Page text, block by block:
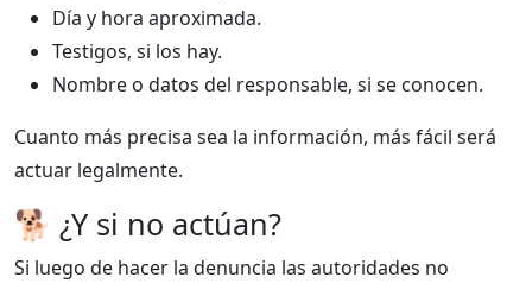
Día y hora aproximada.
Testigos, si los hay.
Nombre o datos del responsable, si se conocen.
Cuanto más precisa sea la información, más fácil será
actuar legalmente.
🐕 ¿Y si no actúan?
Si luego de hacer la denuncia las autoridades no